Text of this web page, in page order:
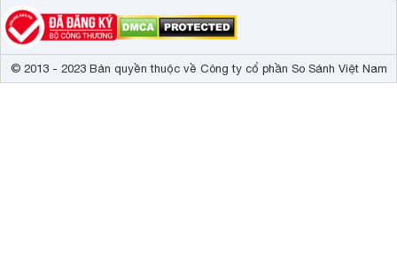
© 2013 - 2023 Bản quyền thuộc về Công ty cổ phần So Sánh Việt Nam